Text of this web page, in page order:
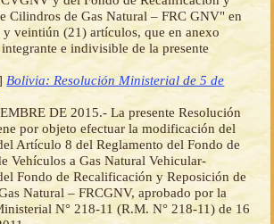
Cilindros de Gas Natural – FRC GNV" en
veintiún (21) artículos, que en anexo
e indivisible de la presente
Bolivia: Resolución Ministerial de 5 de
DE 2015.- La presente Resolución
por objeto efectuar la modificación del
Artículo 8 del Reglamento del Fondo de
Vehículos a Gas Natural Vehicular-
Fondo de Recalificación y Reposición de
Natural – FRCGNV, aprobado por la
N° 218-11 (R.M. N° 218-11) de 16